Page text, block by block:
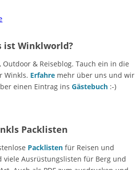
ist Winklworld?
Outdoor & Reiseblog. Tauch ein in die
Winkls. Erfahre mehr über uns und wir
einen Eintrag ins Gästebuch :-)
Packlisten
Packlisten für Reisen und
viele Ausrüstungslisten für Berg und